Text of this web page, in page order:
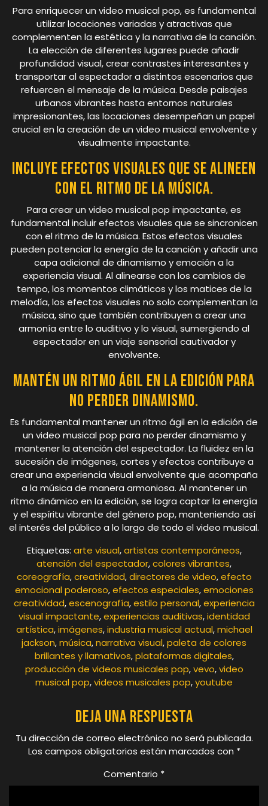
Para enriquecer un video musical pop, es fundamental
utilizar locaciones variadas y atractivas que
complementen la estética y la narrativa de la canción.
La elección de diferentes lugares puede añadir
profundidad visual, crear contrastes interesantes y
transportar al espectador a distintos escenarios que
refuercen el mensaje de la música. Desde paisajes
urbanos vibrantes hasta entornos naturales
impresionantes, las locaciones desempeñan un papel
crucial en la creación de un video musical envolvente y
visualmente impactante.
Incluye efectos visuales que se alineen
con el ritmo de la música.
Para crear un video musical pop impactante, es
fundamental incluir efectos visuales que se sincronicen
con el ritmo de la música. Estos efectos visuales
pueden potenciar la energía de la canción y añadir una
capa adicional de dinamismo y emoción a la
experiencia visual. Al alinearse con los cambios de
tempo, los momentos climáticos y los matices de la
melodía, los efectos visuales no solo complementan la
música, sino que también contribuyen a crear una
armonía entre lo auditivo y lo visual, sumergiendo al
espectador en un viaje sensorial cautivador y
envolvente.
Mantén un ritmo ágil en la edición para
no perder dinamismo.
Es fundamental mantener un ritmo ágil en la edición de
un video musical pop para no perder dinamismo y
mantener la atención del espectador. La fluidez en la
sucesión de imágenes, cortes y efectos contribuye a
crear una experiencia visual envolvente que acompaña
a la música de manera armoniosa. Al mantener un
ritmo dinámico en la edición, se logra captar la energía
y el espíritu vibrante del género pop, manteniendo así
el interés del público a lo largo de todo el video musical.
Etiquetas: arte visual,artistas contemporáneos,
atención del espectador,colores vibrantes,
coreografía,creatividad,directores de video,efecto
emocional poderoso,efectos especiales,emociones
creatividad,escenografía,estilo personal,experiencia
visual impactante,experiencias auditivas,identidad
artística,imágenes,industria musical actual,michael
jackson,música,narrativa visual,paleta de colores
brillantes y llamativos,plataformas digitales,
producción de videos musicales pop,vevo,video
musical pop,videos musicales pop,youtube
Deja una respuesta
Tu dirección de correo electrónico no será publicada.
Los campos obligatorios están marcados con *
Comentario *